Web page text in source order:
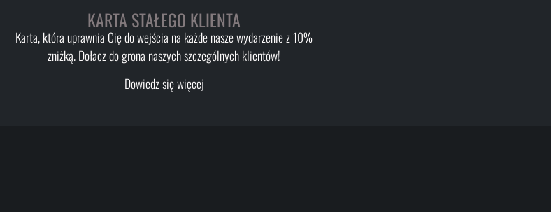
KARTA STAŁEGO KLIENTA
Karta, która uprawnia Cię do wejścia na każde nasze wydarzenie z 10%
zniżką. Dołacz do grona naszych szczególnych klientów!
Dowiedz się więcej